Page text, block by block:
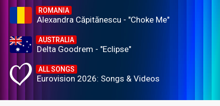
ROMANIA
Alexandra Căpitănescu - "Choke Me"
AUSTRALIA
Delta Goodrem - "Eclipse"
ALL SONGS
Eurovision 2026: Songs & Videos